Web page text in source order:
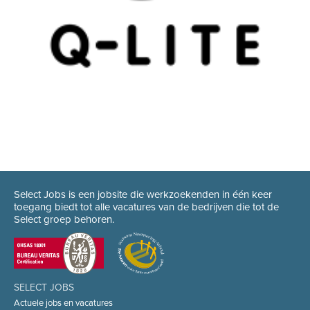
Select Jobs is een jobsite die werkzoekenden in één keer
toegang biedt tot alle vacatures van de bedrijven die tot de
Select groep behoren.
SELECT JOBS
Actuele jobs en vacatures